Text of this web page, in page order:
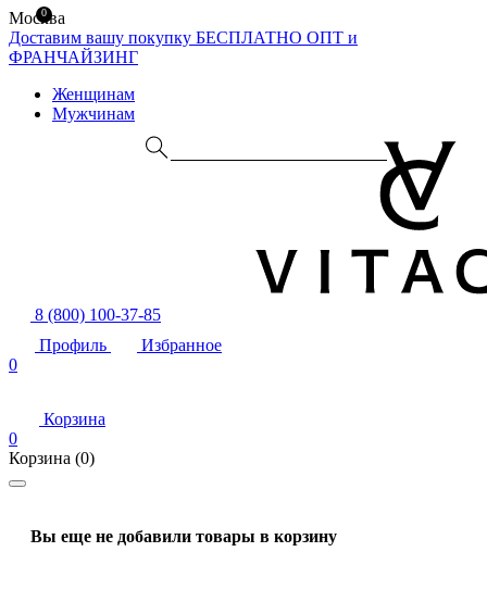
Москва
Доставим вашу покупку БЕСПЛАТНО ОПТ и
ФРАНЧАЙЗИНГ
Женщинам
Мужчинам
8 (800) 100-37-85
Профиль
Избранное
0
Корзина
0
Корзина (0)
Вы еще не добавили товары в корзину
0